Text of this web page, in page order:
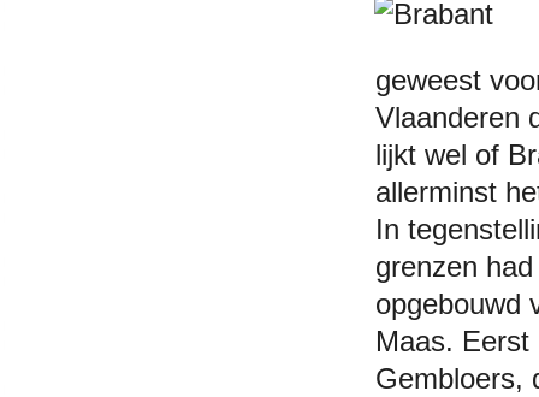
geweest
Vlaanderen
lijkt wel of
allerminst
In
grenzen
opgebouwd
Maas. Eerst
Gembloers,